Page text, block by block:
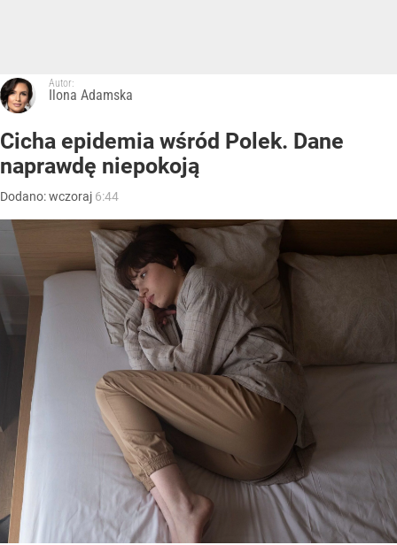
Autor:
Ilona Adamska
Cicha epidemia wśród Polek. Dane
naprawdę niepokoją
Dodano:wczoraj 6:44